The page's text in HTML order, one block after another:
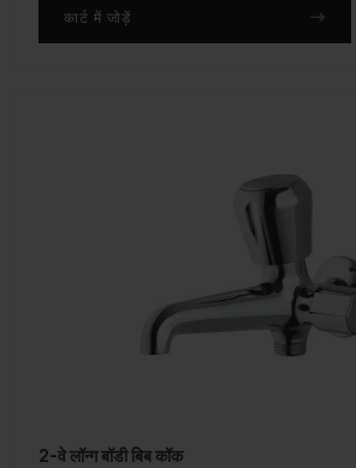
कार्ट में जोड़ें
2-वे लॉन्ग बॉडी बिब कॉक